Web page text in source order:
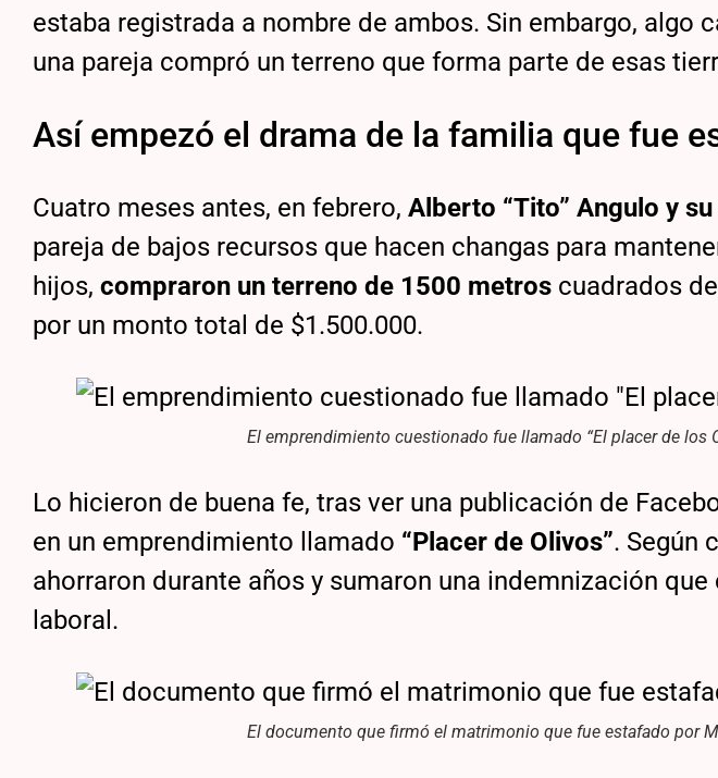
estaba registrada a nombre de ambos. Sin embargo, algo
una pareja compró un terreno que forma parte de esas
Así empezó el drama de la familia que fue
Cuatro meses antes, en febrero,Alberto “Tito” Angulo y
pareja de bajos recursos que hacen changas para
hijos, compraron un terreno de 1500 metros cuadrados
por un monto total de $1.500.000.
El emprendimiento cuestionado fue llamado “El placer de los
Lo hicieron de buena fe, tras ver una publicación de
en un emprendimiento llamado “Placer de Olivos”. Según
ahorraron durante años y sumaron una indemnización
laboral.
El documento que firmó el matrimonio que fue estafado por